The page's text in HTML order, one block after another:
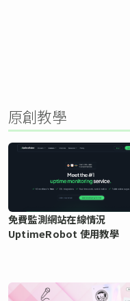
原創教學
免費監測網站在線情況
UptimeRobot 使用教學